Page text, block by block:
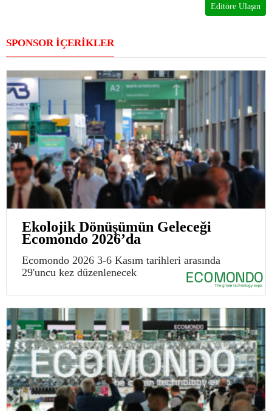
Editöre Ulaşın
SPONSOR İÇERİKLER
Ekolojik Dönüşümün Geleceği
Ecomondo 2026’da
Ecomondo 2026 3-6 Kasım tarihleri arasında
29'uncu kez düzenlenecek